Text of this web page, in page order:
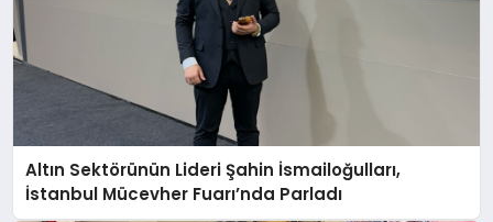
Altın Sektörünün Lideri Şahin İsmailoğulları,
İstanbul Mücevher Fuarı’nda Parladı ￼